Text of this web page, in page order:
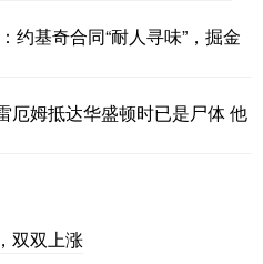
约基奇合同“耐人寻味”，掘金
厄姆抵达华盛顿时已是尸体 他
双双上涨